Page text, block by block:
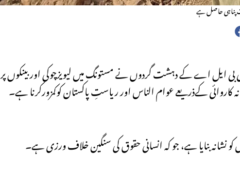
پناہی حاصل ہے
کےذریعے عوام الناس اور ریاستِ پاکستان کوکمزورکرنا ہے۔
بنایا ہے، جو کہ انسانی حقوق کی سنگین خلاف ورزی ہے۔